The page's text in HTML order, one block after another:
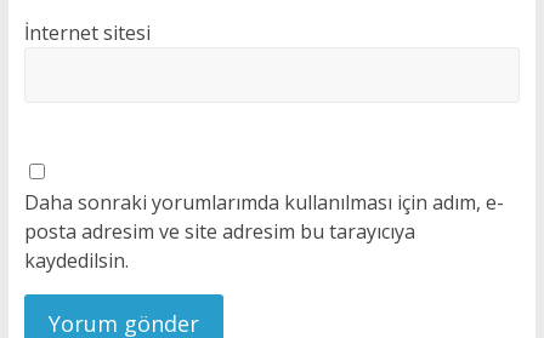
İnternet sitesi
Daha sonraki yorumlarımda kullanılması için adım, e-
posta adresim ve site adresim bu tarayıcıya
kaydedilsin.